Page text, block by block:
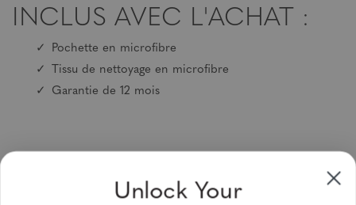
INCLUS AVEC L'ACHAT :
Pochette en microfibre
Tissu de nettoyage en microfibre
Garantie de 12 mois
Sign Up & Save
Unlock Your